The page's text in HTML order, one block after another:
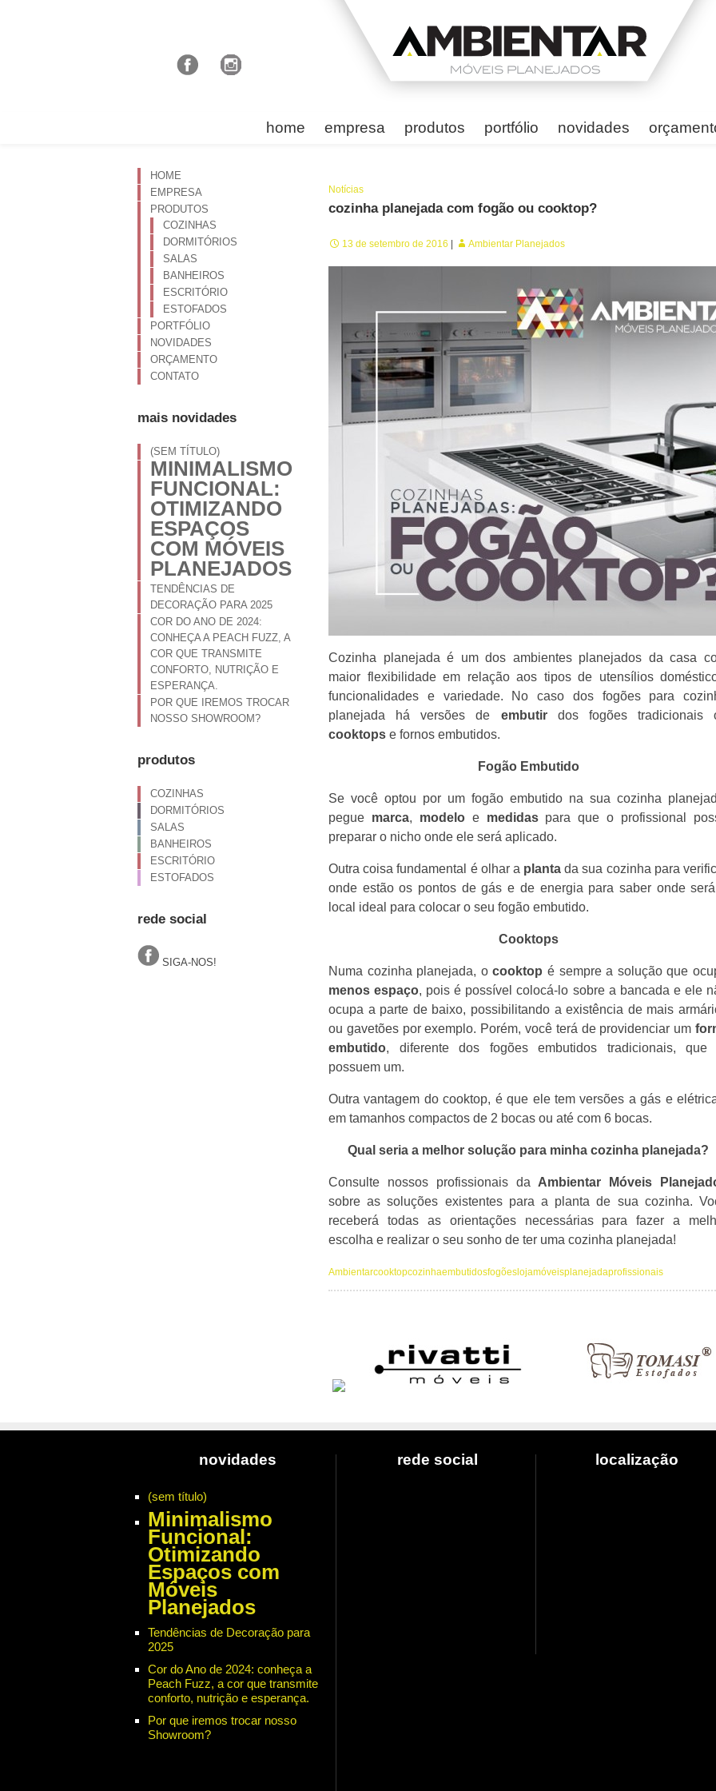
home empresa produtos portfólio novidades
HOME
EMPRESA
PRODUTOS
COZINHAS
DORMITÓRIOS
SALAS
BANHEIROS
ESCRITÓRIO
ESTOFADOS
PORTFÓLIO
NOVIDADES
ORÇAMENTO
CONTATO
mais novidades
(SEM TÍTULO)
MINIMALISMO
FUNCIONAL:
OTIMIZANDO
ESPAÇOS
COM MÓVEIS
PLANEJADOS
TENDÊNCIAS DE
DECORAÇÃO PARA 2025
COR DO ANO DE 2024:
CONHEÇA A PEACH FUZZ, A
COR QUE TRANSMITE
CONFORTO, NUTRIÇÃO E
ESPERANÇA.
POR QUE IREMOS TROCAR
NOSSO SHOWROOM?
produtos
COZINHAS
DORMITÓRIOS
SALAS
BANHEIROS
ESCRITÓRIO
ESTOFADOS
rede social
SIGA-NOS!
Notícias
cozinha planejada com fogão ou cooktop?
13 de setembro de 2016 Ambientar Planejados
Cozinha planejada é um dos ambientes planejados da casa
maior flexibilidade em relação aos tipos de utensílios
funcionalidades e variedade. No caso dos fogões para
planejada há versões de embutirdos fogões tradicionais
cooktops e fornos embutidos.
Fogão Embutido
Se você optou por um fogão embutido na sua cozinha
pegue marca, modeloe medidaspara que o profissional
preparar o nicho onde ele será aplicado.
Outra coisa fundamental é olhar a planta da sua cozinha para
onde estão os pontos de gás e de energia para saber onde
local ideal para colocar o seu fogão embutido.
Cooktops
Numa cozinha planejada, ocooktop é sempre a solução que
menos espaço, pois é possível colocá-lo sobre a bancada e ele
ocupa a parte de baixo, possibilitando a existência de mais
ou gavetões por exemplo. Porém, você terá de providenciar um
embutido, diferente dos fogões embutidos tradicionais, que
possuem um.
Outra vantagem do cooktop, é que ele tem versões a gás e
em tamanhos compactos de 2 bocas ou até com 6 bocas.
Qual seria a melhor solução para minha cozinha planejada?
Consulte nossos profissionais da Ambientar Móveis
sobre as soluções existentes para a planta de sua cozinha.
receberá todas as orientações necessárias para fazer a
escolha e realizar o seu sonho de ter uma cozinha planejada!
Ambientarcooktopcozinhaembutidosfogões lojamóveisplanejadaprofissionais
novidades
(sem título)
Minimalismo
Funcional:
Otimizando
Espaços com
Móveis
Planejados
Tendências de Decoração para
2025
Cor do Ano de 2024: conheça a
Peach Fuzz, a cor que transmite
conforto, nutrição e esperança.
Por que iremos trocar nosso
Showroom?
rede social localização